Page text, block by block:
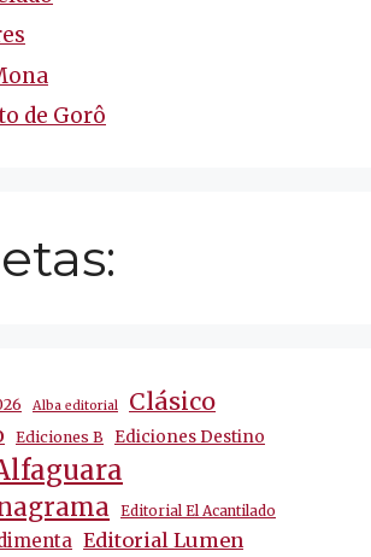
de Gorô
Alba editorial Clásico
Ediciones B Ediciones Destino
Editorial El Acantilado
Editorial Lumen